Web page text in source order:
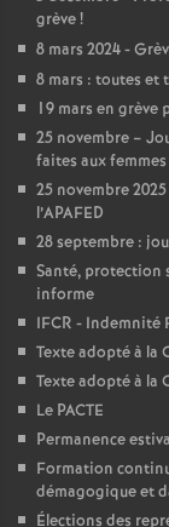
grève!
8 mars 2024 -
8 mars : toutes et
19 mars en grève
25 novembre –
faites aux femmes
25 novembre
l’APAFED
28 septembre :
Santé, protection
informe
IFCR - Indemnité
Texte adopté à la
Texte adopté à la
Le PACTE
Permanence
Formation
démagogique et
Élections des